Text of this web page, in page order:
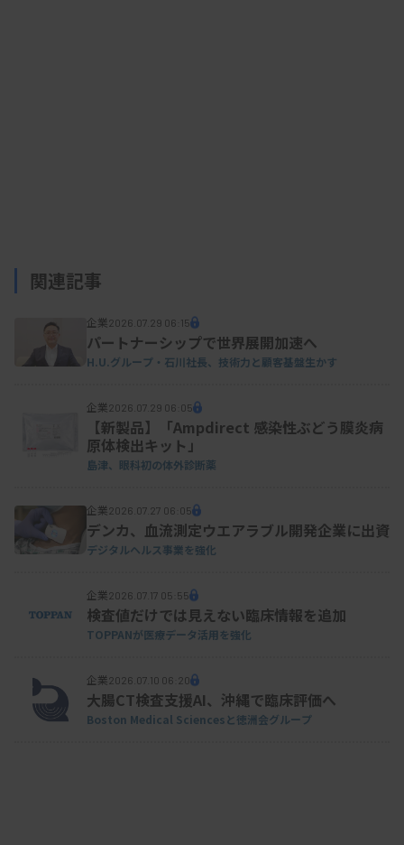
関連記事
企業2026.07.29 06:15
パートナーシップで世界展開加速へ
H.U.グループ・石川社長、技術力と顧客基盤生かす
企業2026.07.29 06:05
【新製品】「Ampdirect 感染性ぶどう膜炎病
原体検出キット」
島津、眼科初の体外診断薬
企業2026.07.27 06:05
デンカ、血流測定ウエアラブル開発企業に出資
デジタルヘルス事業を強化
企業2026.07.17 05:55
検査値だけでは見えない臨床情報を追加
TOPPANが医療データ活用を強化
企業2026.07.10 06:20
大腸CT検査支援AI、沖縄で臨床評価へ
Boston Medical Sciencesと徳洲会グループ